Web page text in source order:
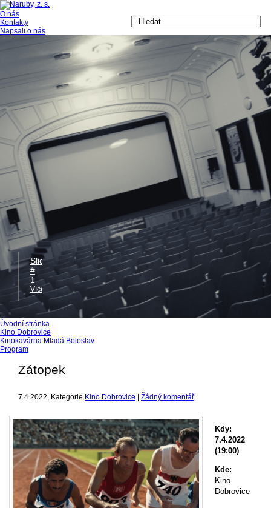
O nás
Kontakty
Napsali o nás
Slide
#
1
Více
Úvodní stránka
Kino Dobrovice
Kinokavárna Mladá Boleslav
Program
Zátopek
7.4.2022, Kategorie Kino Dobrovice Žádný komentář
Kdy:
7.4.2022
(19:00)
Kde:
Kino
Dobrovice